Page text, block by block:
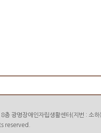
층 광명장애인자립생활센터(지번 : 소
reserved.